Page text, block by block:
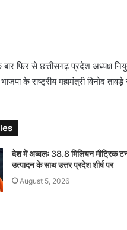
फिर से छत्तीसगढ़ प्रदेश अध्यक्ष
भाजपा के राष्ट्रीय महामंत्री विनोद
देश में अव्वलः 38.8 मिलियन मीट्रिक
उत्पादन के साथ उत्तर प्रदेश शीर्ष पर
August 5, 2026